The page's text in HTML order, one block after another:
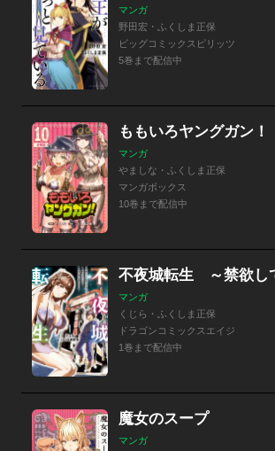
マンガ
野田宏・ふくしま正保
ビッグコミックスピリッツ
5巻まで配信中
ももいろヤングガン！
マンガ
やましな・ふくしま正保
マンガボックス
10巻まで配信中
マンガ
くじら・ふくしま正保
ドラゴンコミックスエイジ
1巻まで配信中
魔女のスープ
マンガ